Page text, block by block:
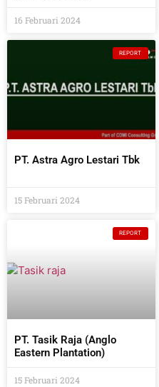
16 Februari 2024
REPORT
PT. Astra Agro Lestari Tbk
15 Februari 2024
REPORT
PT. Tasik Raja (Anglo
Eastern Plantation)
15 Februari 2024